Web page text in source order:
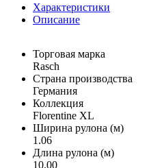
Характеристики
Описание
Торговая марка
Rasch
Страна производства
Германия
Коллекция
Florentine XL
Ширина рулона (м)
1.06
Длина рулона (м)
10.00